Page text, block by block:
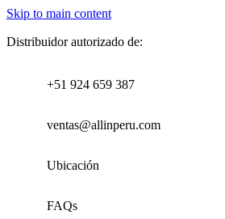
Skip to main content
Distribuidor autorizado de:
+51 924 659 387
ventas@allinperu.com
Ubicación
FAQs